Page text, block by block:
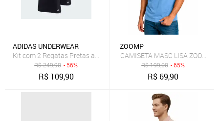
ADIDAS UNDERWEAR
Kit com 2 Regatas Pretas adidas Underwear
R$249,90 - 56%
R$ 109,90
ZOOMP
CAMISETA MASC LISA ZOOMP
R$199,00 - 65%
R$ 69,90